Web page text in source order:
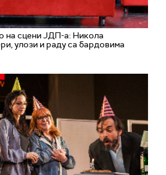
на сцени ЈДП-а: Никола
улози и раду са бардовима